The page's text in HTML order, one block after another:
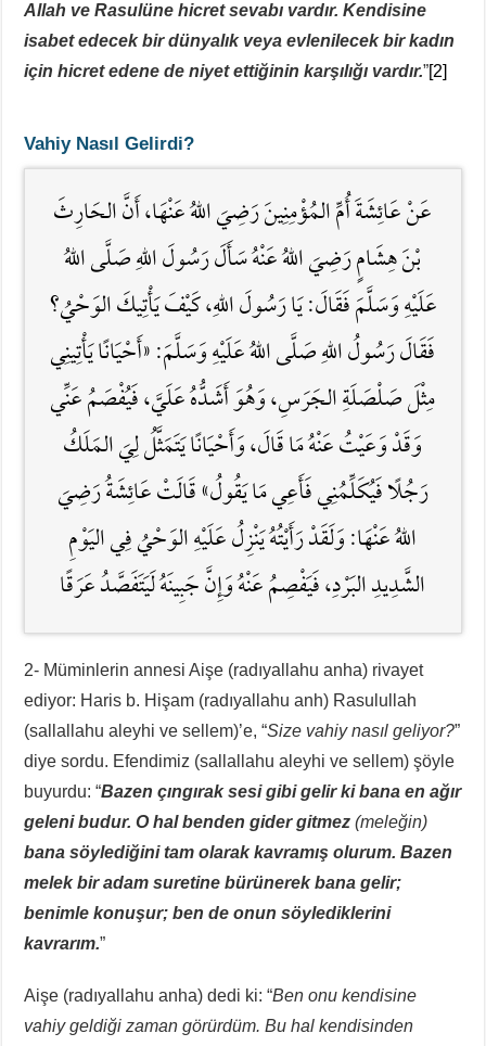
Allah ve Rasulüne hicret sevabı vardır. Kendisine
isabet edecek bir dünyalık veya evlenilecek bir kadın
için hicret edene de niyet ettiğinin karşılığı vardır.”[2]
Vahiy Nasıl Gelirdi?
عَنْ عَائِشَةَ أُمِّ المُؤْمِنِينَ رَضِيَ اللَّهُ عَنْهَا، أَنَّ الحَارِثَ
بْنَ هِشَامٍ رَضِيَ اللَّهُ عَنْهُ سَأَلَ رَسُولَ اللَّهِ صَلَّى اللهُ
عَلَيْهِ وَسَلَّمَ فَقَالَ: يَا رَسُولَ اللَّهِ، كَيْفَ يَأْتِيكَ الوَحْيُ؟
فَقَالَ رَسُولُ اللَّهِ صَلَّى اللهُ عَلَيْهِ وَسَلَّمَ: «أَحْيَانًا يَأْتِينِي
مِثْلَ صَلْصَلَةِ الجَرَسِ، وَهُوَ أَشَدُّهُ عَلَيَّ، فَيُفْصَمُ عَنِّي
وَقَدْ وَعَيْتُ عَنْهُ مَا قَالَ، وَأَحْيَانًا يَتَمَثَّلُ لِيَ المَلَكُ
رَجُلًا فَيُكَلِّمُنِي فَأَعِي مَا يَقُولُ» قَالَتْ عَائِشَةُ رَضِيَ
اللَّهُ عَنْهَا: وَلَقَدْ رَأَيْتُهُ يَنْزِلُ عَلَيْهِ الوَحْيُ فِي اليَوْمِ
الشَّدِيدِ البَرْدِ، فَيَفْصِمُ عَنْهُ وَإِنَّ جَبِينَهُ لَيَتَفَصَّدُ عَرَقًا
2- Müminlerin annesi Aişe (radıyallahu anha) rivayet
ediyor: Haris b. Hişam (radıyallahu anh) Rasulullah
(sallallahu aleyhi ve sellem)’e, “Size vahiy nasıl geliyor?”
diye sordu. Efendimiz (sallallahu aleyhi ve sellem) şöyle
buyurdu: “Bazen çıngırak sesi gibi gelir ki bana en ağır
geleni budur. O hal benden gider gitmez(meleğin)
bana söylediğini tam olarak kavramış olurum. Bazen
melek bir adam suretine bürünerek bana gelir;
benimle konuşur; ben de onun söylediklerini
kavrarım.”
Aişe (radıyallahu anha) dedi ki: “Ben onu kendisine
vahiy geldiği zaman görürdüm. Bu hal kendisinden